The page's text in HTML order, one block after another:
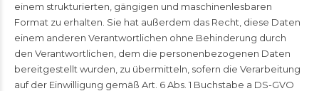
einem strukturierten, gängigen und maschinenlesbaren
Format zu erhalten. Sie hat außerdem das Recht, diese Daten
einem anderen Verantwortlichen ohne Behinderung durch
den Verantwortlichen, dem die personenbezogenen Daten
bereitgestellt wurden, zu übermitteln, sofern die Verarbeitung
auf der Einwilligung gemäß Art. 6 Abs. 1 Buchstabe a DS-GVO